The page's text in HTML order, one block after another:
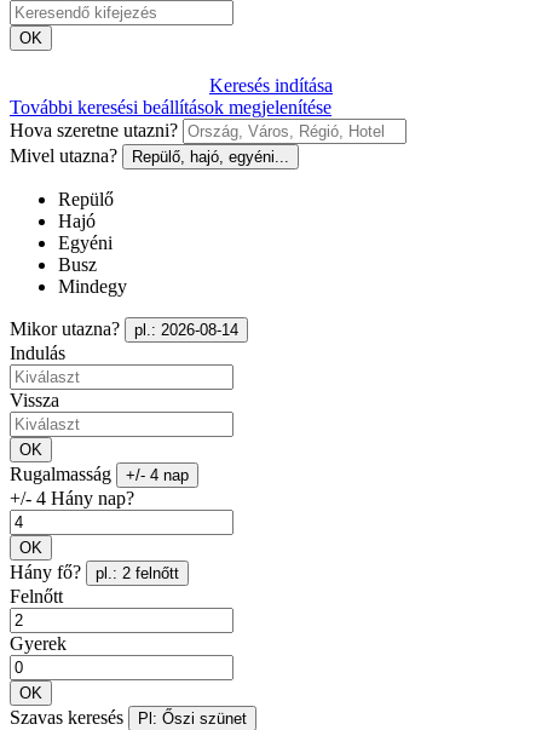
OK
Keresés indítása
További keresési beállítások megjelenítése
Hova szeretne utazni?
Mivel utazna?
Repülő, hajó, egyéni...
Repülő
Hajó
Egyéni
Busz
Mindegy
Mikor utazna? pl.: 2026-08-14
Indulás
Vissza
OK
Rugalmasság +/- 4 nap
+/- 4 Hány nap?
OK
Hány fő? pl.: 2 felnőtt
Felnőtt
Gyerek
OK
Szavas keresés Pl: Őszi szünet